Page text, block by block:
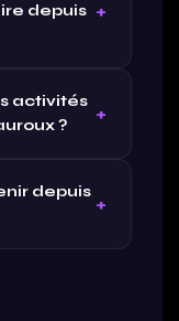
depuis
activités
?
depuis